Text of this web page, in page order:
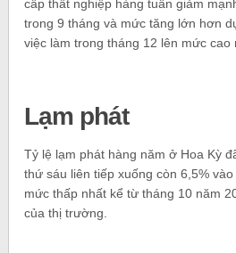
cấp thất nghiệp hàng tuần giảm
trong 9 tháng và mức tăng lớn hơn
việc làm trong tháng 12 lên mức cao
Lạm phát
Tỷ lệ lạm phát hàng năm ở Hoa Kỳ
thứ sáu liên tiếp xuống còn 6,5% vào
mức thấp nhất kể từ tháng 10 năm
của thị trường.